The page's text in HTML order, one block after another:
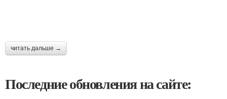
читать дальше →
Последние обновления на сайте: